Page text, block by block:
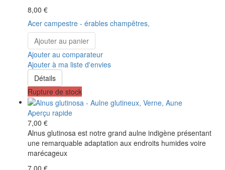
8,00 €
Acer campestre - érables champêtres,
Ajouter au panier
Ajouter au comparateur
Ajouter à ma liste d'envies
Détails
Rupture de stock
Aperçu rapide
7,00 €
Alnus glutinosa est notre grand aulne indigène présentant
une remarquable adaptation aux endroits humides voire
marécageux
7,00 €